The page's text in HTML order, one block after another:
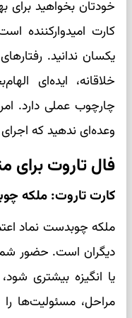
خودتان بخواهید برای
کارت امیدوارکننده
یکسان ندانید.
خلاقانه، ایده‌ای
چارچوب عملی دارد.
وعده‌ای ندهید که
فال تاروت برای
کارت تاروت: ملکه
ملکه چوبدست نماد
دیگران است. حضور
یا انگیزه بیشتری
مراحل، مسئولیت‌ها